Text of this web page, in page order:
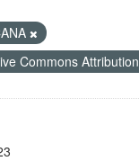
Commons Attribution